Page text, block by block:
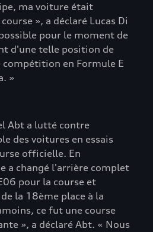
ma voiture était
», a déclaré Lucas Di
pour le moment de
d'une telle position de
en Formule E
»
Abt a lutté contre
des voitures en essais
officielle. En
a changé l'arrière complet
pour la course et
la 18ème place à la
ce fut une course
», a déclaré Abt. « Nous